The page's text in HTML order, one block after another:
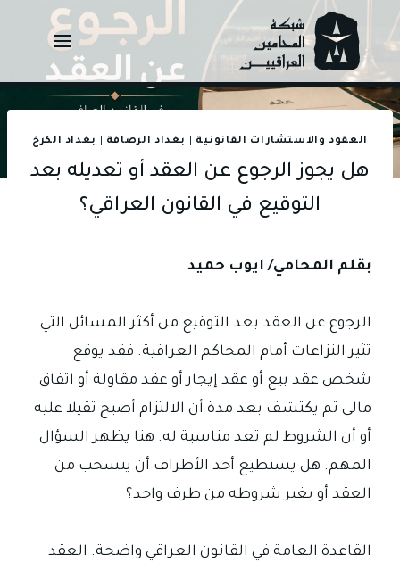
Skip
to
content
العقود والاستشارات القانونية بغداد الرصافة بغداد الكرخ
هل يجوز الرجوع عن العقد أو تعديله بعد
التوقيع في القانون العراقي؟
بقلم المحامي/ ايوب حميد
الرجوع عن العقد بعد التوقيع من أكثر المسائل التي
تثير النزاعات أمام المحاكم العراقية. فقد يوقع
شخص عقد بيع أو عقد إيجار أو عقد مقاولة أو اتفاق
مالي ثم يكتشف بعد مدة أن الالتزام أصبح ثقيلا عليه
أو أن الشروط لم تعد مناسبة له. هنا يظهر السؤال
المهم. هل يستطيع أحد الأطراف أن ينسحب من
العقد أو يغير شروطه من طرف واحد؟
القاعدة العامة في القانون العراقي واضحة. العقد